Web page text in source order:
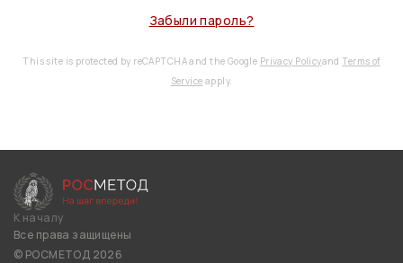
Забыли пароль?
This site is protected by reCAPTCHA and the Google Privacy PolicyandTerms of
Service apply.
К началу
Все права защищены
© РОСМЕТОД 2026